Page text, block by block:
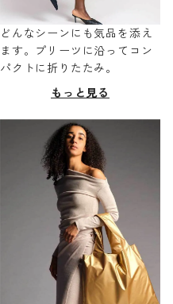
どんなシーンにも気品を添え
ます。プリーツに沿ってコン
パクトに折りたたみ。
もっと見る